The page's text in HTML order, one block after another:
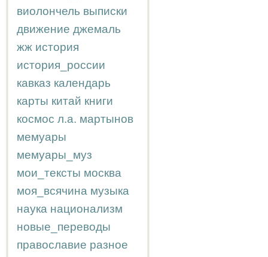
виолончель выписки
движение джемаль
жж история
история_россии
кавказ календарь
карты китай книги
космос л.а. мартынов
мемуары
мемуары_муз
мои_тексты москва
моя_всячина музыка
наука национализм
новые_переводы
православие разное